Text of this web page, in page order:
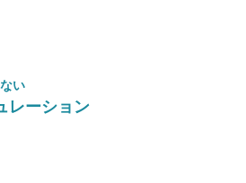
い
レーション